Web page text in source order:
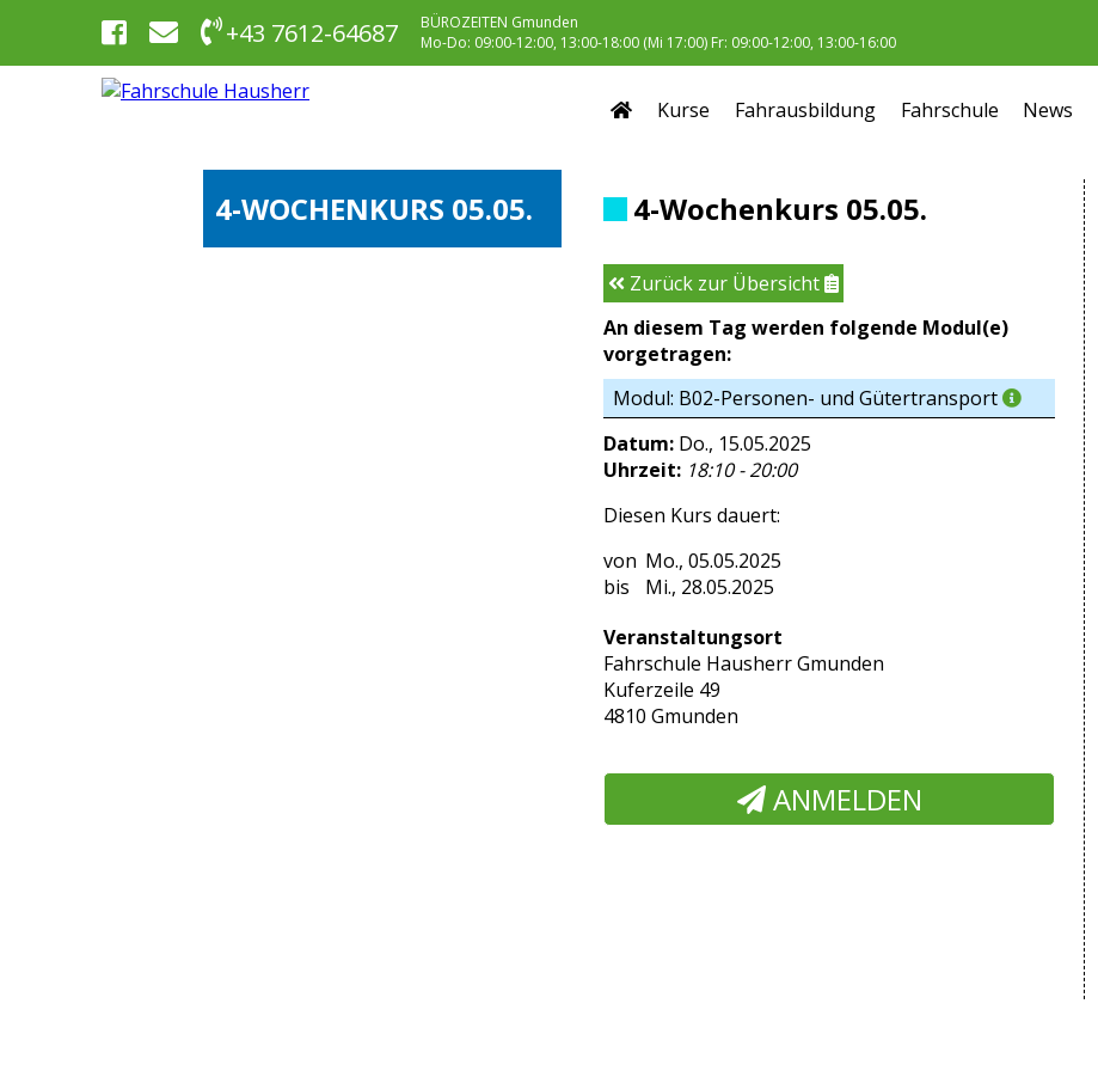
+43 7612-64687
BÜROZEITEN Gmunden
Mo-Do: 09:00-12:00, 13:00-18:00 (Mi 17:00) Fr: 09:00-12:00, 13:00-16:00
Kurse Fahrausbildung Fahrschule News
4-WOCHENKURS 05.05. 4-Wochenkurs 05.05.
Zurück zur Übersicht
An diesem Tag werden folgende Modul(e)
vorgetragen:
Modul: B02-Personen- und Gütertransport
Datum: Do., 15.05.2025
Uhrzeit: 18:10 - 20:00
Diesen Kurs dauert:
Mo., 05.05.2025
Mi., 28.05.2025
Veranstaltungsort
Fahrschule Hausherr Gmunden
Kuferzeile 49
4810 Gmunden
ANMELDEN